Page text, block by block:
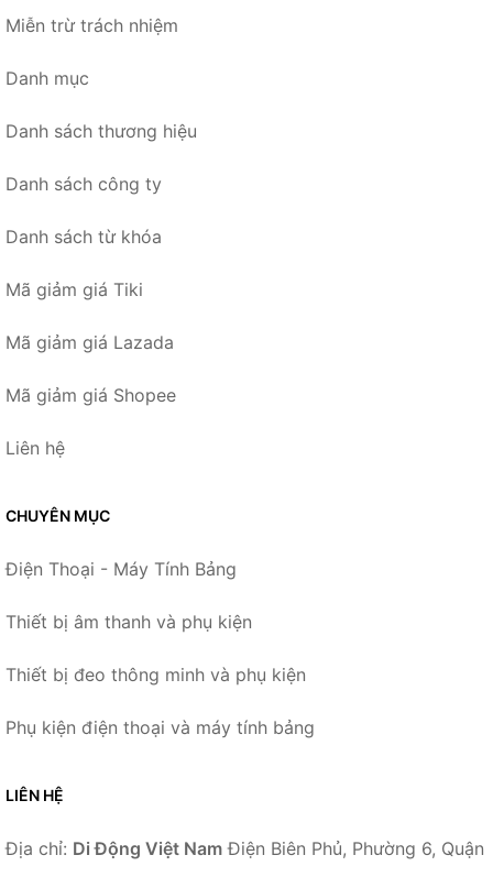
Miễn trừ trách nhiệm
Danh mục
Danh sách thương hiệu
Danh sách công ty
Danh sách từ khóa
Mã giảm giá Tiki
Mã giảm giá Lazada
Mã giảm giá Shopee
Liên hệ
CHUYÊN MỤC
Điện Thoại - Máy Tính Bảng
Thiết bị âm thanh và phụ kiện
Thiết bị đeo thông minh và phụ kiện
Phụ kiện điện thoại và máy tính bảng
LIÊN HỆ
Địa chỉ: Di Động Việt Nam Điện Biên Phủ, Phường 6, Quận